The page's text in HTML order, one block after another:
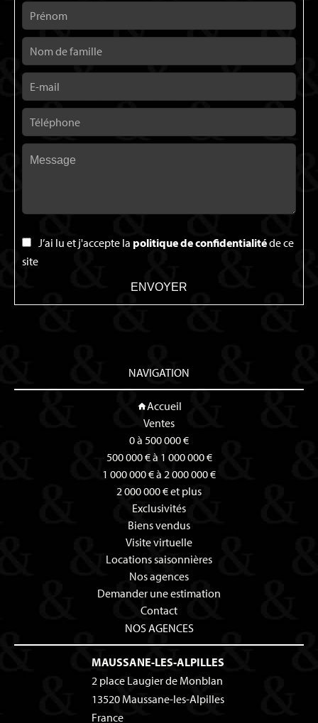
J’ai lu et j'accepte la politique de confidentialitéde ce
site
ENVOYER
NAVIGATION
Accueil
Ventes
0 à 500 000 €
500 000 € à 1 000 000 €
1 000 000 € à 2 000 000 €
2 000 000 € et plus
Exclusivités
Biens vendus
Visite virtuelle
Locations saisonnières
Nos agences
Demander une estimation
Contact
NOS AGENCES
MAUSSANE-LES-ALPILLES
2 place Laugier de Monblan
13520 Maussane-les-Alpilles
France